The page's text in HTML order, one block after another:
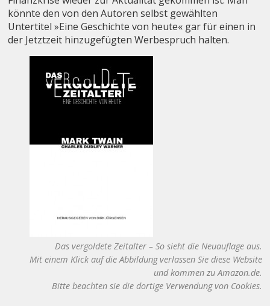
könnte den von den Autoren selbst gewählten
Untertitel »Eine Geschichte von heute« gar für einen in
der Jetztzeit hinzugefügten Werbespruch halten.
Das vergoldete Zeitalter – So sieht die Neuauflage aus.
Mit einem Klick auf die Abbildung verlassen Sie diese Website
und kommen zu Amazon.de.
Bitte beachten sie die dortige Verwendung von Cookies.